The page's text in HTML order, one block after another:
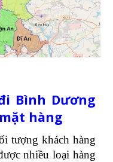
Bình Dương
hàng
tượng khách hàng
nhiều loại hàng